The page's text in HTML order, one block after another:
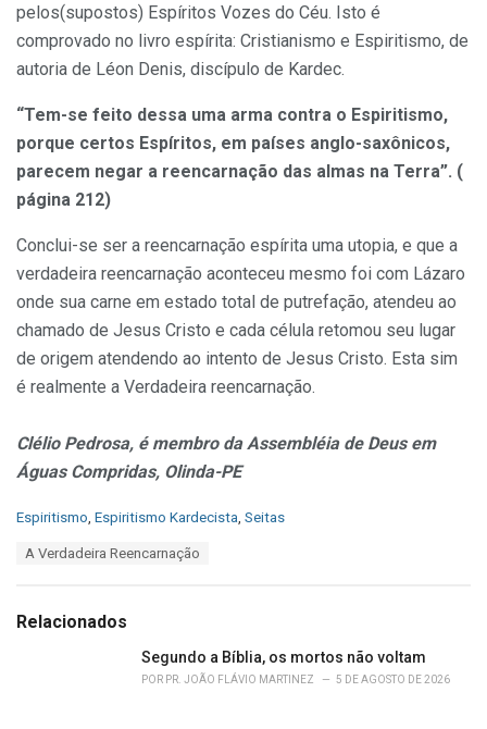
pelos(supostos) Espíritos Vozes do Céu. Isto é
comprovado no livro espírita: Cristianismo e Espiritismo, de
autoria de Léon Denis, discípulo de Kardec.
“Tem-se feito dessa uma arma contra o Espiritismo,
porque certos Espíritos, em países anglo-saxônicos,
parecem negar a reencarnação das almas na Terra”. (
página 212)
Conclui-se ser a reencarnação espírita uma utopia, e que a
verdadeira reencarnação aconteceu mesmo foi com Lázaro
onde sua carne em estado total de putrefação, atendeu ao
chamado de Jesus Cristo e cada célula retomou seu lugar
de origem atendendo ao intento de Jesus Cristo. Esta sim
é realmente a Verdadeira reencarnação.
Clélio Pedrosa, é membro da Assembléia de Deus em
Águas Compridas, Olinda-PE
C
o
r
Espiritismo Espiritismo Kardecista Seitas
:
A Verdadeira Reencarnação
Relacionados
Segundo a Bíblia, os mortos não voltam
POR PR. JOÃO FLÁVIO MARTINEZ 5 DE AGOSTO DE 2026